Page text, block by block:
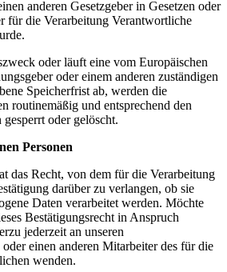
anderen Gesetzgeber in Gesetzen oder
für die Verarbeitung Verantwortliche
oder läuft eine vom Europäischen
oder einem anderen zuständigen
Speicherfrist ab, werden die
routinemäßig und entsprechend den
oder gelöscht.
Personen
das Recht, von dem für die Verarbeitung
darüber zu verlangen, ob sie
Daten verarbeitet werden. Möchte
Bestätigungsrecht in Anspruch
jederzeit an unseren
einen anderen Mitarbeiter des für die
wenden.